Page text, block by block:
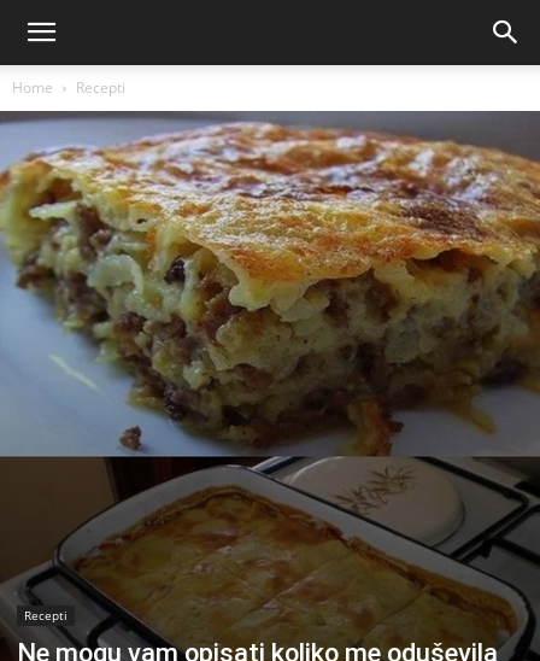
Home Recepti
Recepti
Ne mogu vam opisati koliko me oduševila